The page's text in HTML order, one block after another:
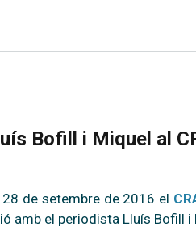
Bofill i Miquel al
28 de setembre de 2016 el
amb el periodista Lluís Bofill i